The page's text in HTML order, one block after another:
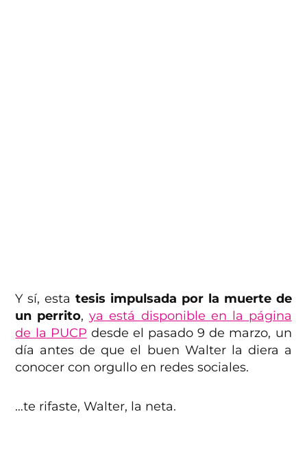
Y sí, estatesis impulsada por la muerte de
un perrito,ya está disponible en la página
de la PUCP desde el pasado 9 de marzo, un
día antes de que el buen Walter la diera a
conocer con orgullo en redes sociales.
…te rifaste, Walter, la neta.